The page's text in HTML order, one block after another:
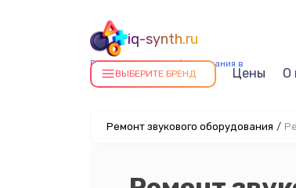
iq-synth.ru
Ремонт звукового оборудования в
ИжевскеВЫБЕРИТЕ БРЕНД Цены О
Ремонт звукового оборудования /